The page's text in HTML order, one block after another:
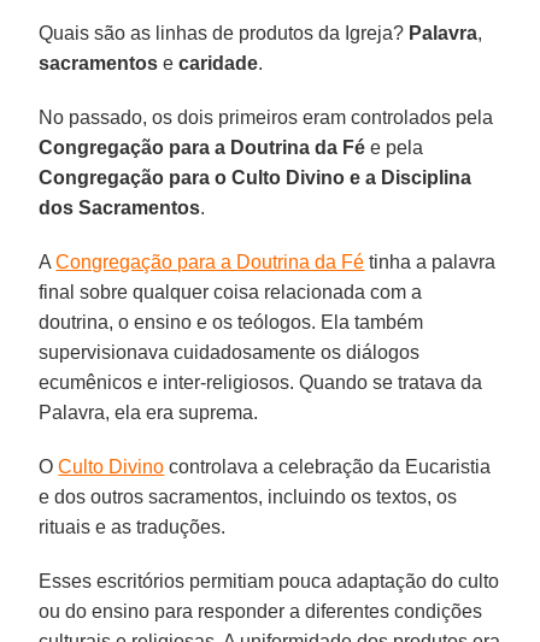
Quais são as linhas de produtos da Igreja? Palavra,
sacramentos ecaridade.
No passado, os dois primeiros eram controlados pela
Congregação para a Doutrina da Fé e pela
Congregação para o Culto Divino e a Disciplina
dos Sacramentos.
ACongregação para a Doutrina da Fé tinha a palavra
final sobre qualquer coisa relacionada com a
doutrina, o ensino e os teólogos. Ela também
supervisionava cuidadosamente os diálogos
ecumênicos e inter-religiosos. Quando se tratava da
Palavra, ela era suprema.
OCulto Divino controlava a celebração da Eucaristia
e dos outros sacramentos, incluindo os textos, os
rituais e as traduções.
Esses escritórios permitiam pouca adaptação do culto
ou do ensino para responder a diferentes condições